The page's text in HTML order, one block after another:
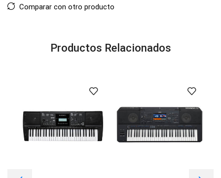
Comparar con otro producto
Productos Relacionados